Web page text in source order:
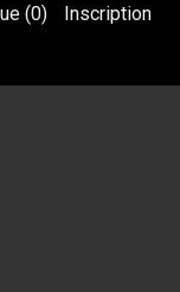
(0) Inscription